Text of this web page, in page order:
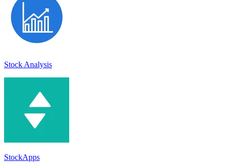
Stock Analysis
StockApps